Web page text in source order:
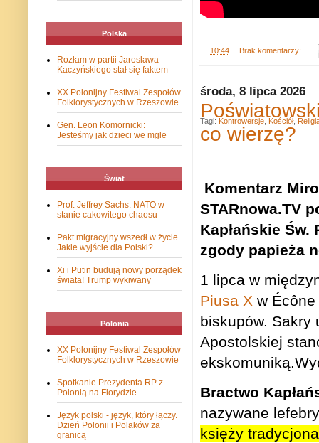
10:44 Brak komentarzy:
środa, 8 lipca 2026
co wierzę?
Komentarz
STARnowa.TV
Kapłańskie
zgody papieża
1 lipca w
Piusa X w
biskupów. Sakry
Apostolskiej
Bractwo
nazywane
księży
Tagi: Kontrowersje Kościół,
Polska
Rozłam w partii Jarosława
Kaczyńskiego stał się faktem
XX Polonijny Festiwal Zespołów
Folklorystycznych w Rzeszowie
Gen. Leon Komornicki:
Jesteśmy jak dzieci we mgle
Świat
Prof. Jeffrey Sachs: NATO w
stanie cakowitego chaosu
Pakt migracyjny wszedł w życie.
Jakie wyjście dla Polski?
Xi i Putin budują nowy porządek
świata! Trump wykiwany
Polonia
XX Polonijny Festiwal Zespołów
Folklorystycznych w Rzeszowie
Spotkanie Prezydenta RP z
Polonią na Florydzie
Język polski - język, który łączy.
Dzień Polonii i Polaków za
granicą